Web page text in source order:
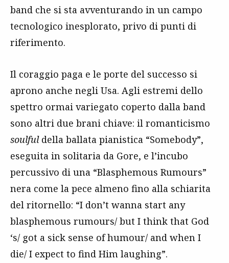
band che si sta avventurando in un campo
tecnologico inesplorato, privo di punti di
riferimento.
Il coraggio paga e le porte del successo si
aprono anche negli Usa. Agli estremi dello
spettro ormai variegato coperto dalla band
sono altri due brani chiave: il romanticismo
soulfuldella ballata pianistica “Somebody”,
eseguita in solitaria da Gore, e l’incubo
percussivo di una “Blasphemous Rumours”
nera come la pece almeno fino alla schiarita
del ritornello: “I don’t wanna start any
blasphemous rumours/ but I think that God
‘s/ got a sick sense of humour/ and when I
die/ I expect to find Him laughing”.